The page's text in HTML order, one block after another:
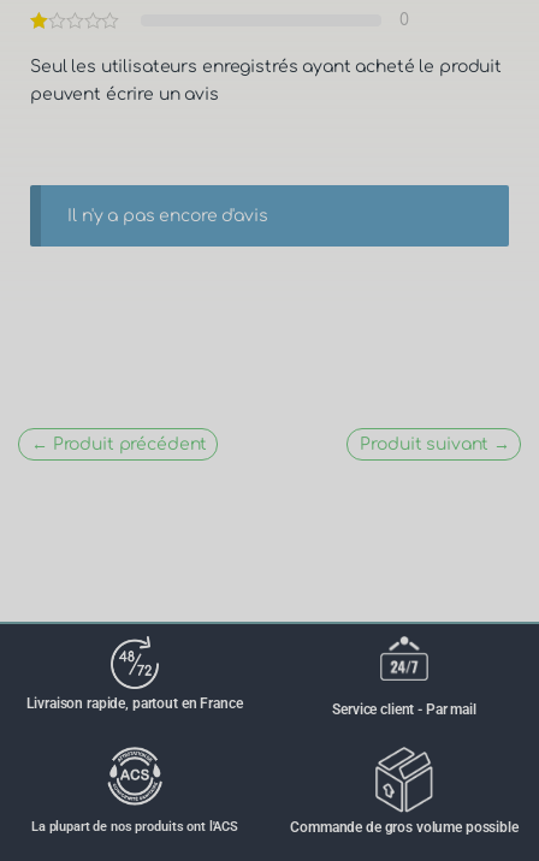
0
Seul les utilisateurs enregistrés ayant acheté le produit
peuvent écrire un avis
Il n'y a pas encore d'avis
← Produit précédent Produit suivant →
Livraison rapide, partout en France Service client - Par mail
La plupart de nos produits ont l'ACS Commande de gros volume possible